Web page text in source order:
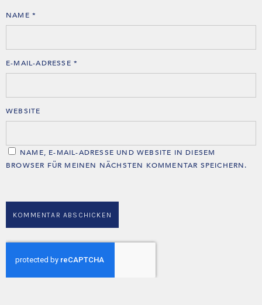
NAME *
E-MAIL-ADRESSE *
WEBSITE
NAME, E-MAIL-ADRESSE UND WEBSITE IN DIESEM
BROWSER FÜR MEINEN NÄCHSTEN KOMMENTAR SPEICHERN.